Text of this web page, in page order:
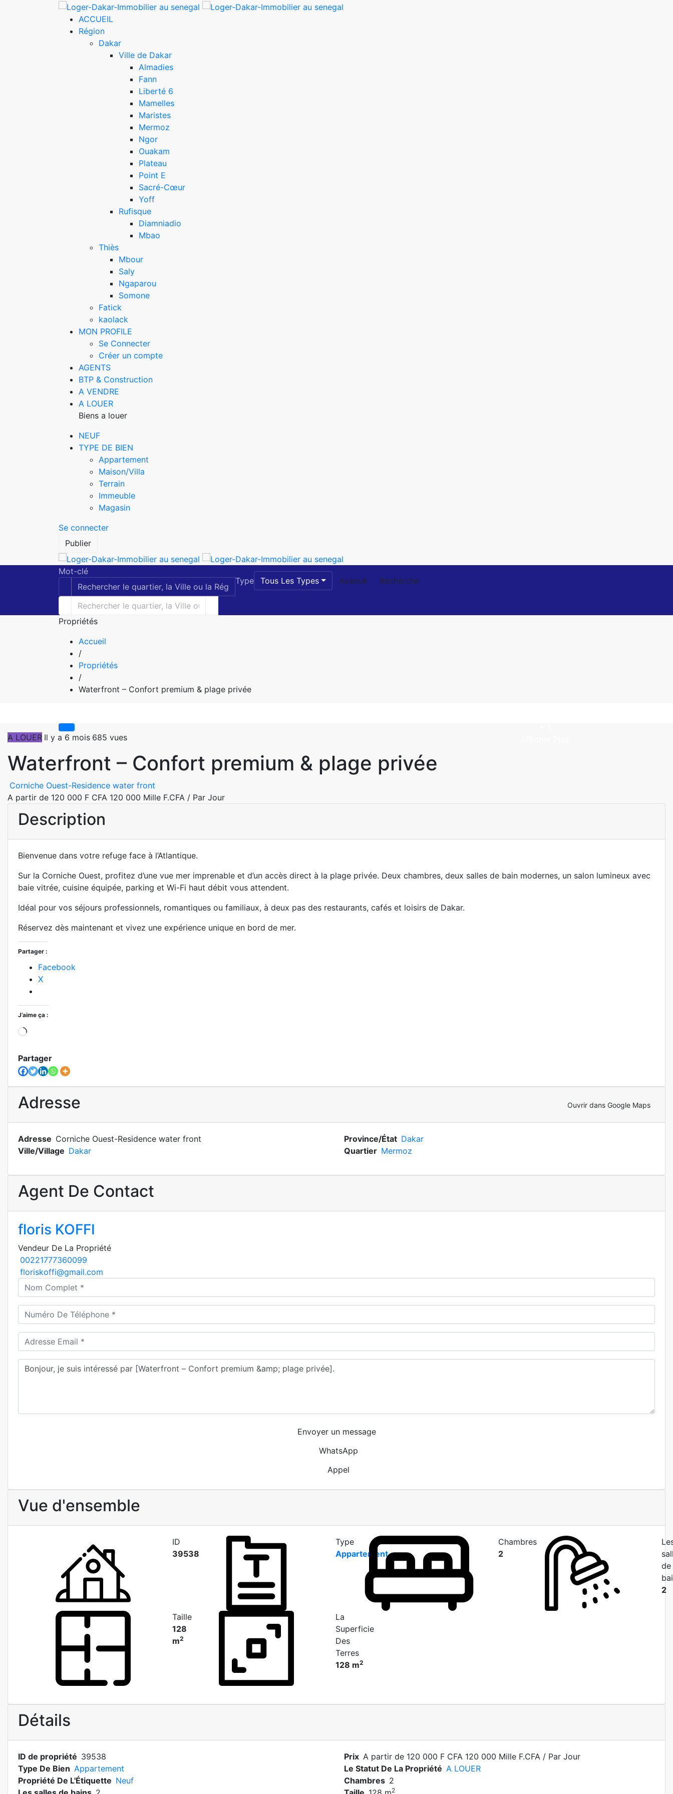
ACCUEIL
Région
Dakar
Ville de Dakar
Almadies
Fann
Liberté 6
Mamelles
Maristes
Mermoz
Ngor
Ouakam
Plateau
Point E
Sacré-Cœur
Yoff
Rufisque
Diamniadio
Mbao
Thiès
Mbour
Saly
Ngaparou
Somone
Fatick
kaolack
MON PROFILE
Se Connecter
Créer un compte
AGENTS
BTP & Construction
A VENDRE
A LOUER
Biens a louer
NEUF
TYPE DE BIEN
Appartement
Maison/Villa
Terrain
Immeuble
Magasin
Se connecter
Publier
Mot-clé
Type
Tous Les Types Avancé Recherche
Propriétés
Accueil
/
Propriétés
/
Waterfront – Confort premium & plage privée
A LOUER Il y a 6 mois 685 vues
Waterfront – Confort premium & plage privée
Corniche Ouest-Residence water front
A partir de 120 000 F CFA 120 000 Mille F.CFA / Par Jour
Description
Bienvenue dans votre refuge face à l’Atlantique.
Sur la Corniche Ouest, profitez d’une vue mer imprenable et d’un accès direct à la plage privée. Deux chambres, deux salles de bain modernes, un salon lumineux avec
baie vitrée, cuisine équipée, parking et Wi-Fi haut débit vous attendent.
Idéal pour vos séjours professionnels, romantiques ou familiaux, à deux pas des restaurants, cafés et loisirs de Dakar.
Réservez dès maintenant et vivez une expérience unique en bord de mer.
Partager :
Facebook
X
J’aime ça :
Chargement…
Partager
Adresse Ouvrir dans Google Maps
Adresse Corniche Ouest-Residence water front Province/État Dakar
Ville/Village Dakar Quartier Mermoz
Agent De Contact
floris KOFFI
Vendeur De La Propriété
00221777360099
floriskoffi@gmail.com
Envoyer un message
WhatsApp
Appel
Vue d'ensemble
ID
39538
Type
Appartement
Chambres
2
de
2
Taille
128
m2
La
Superficie
Des
Terres
128 m2
Détails
ID de propriété 39538 Prix A partir de 120 000 F CFA 120 000 Mille F.CFA / Par Jour
Type De Bien Appartement Le Statut De La Propriété A LOUER
Propriété De L'Étiquette Neuf Chambres 2
2